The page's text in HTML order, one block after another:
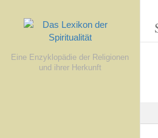
Eine Enzyklopädie der Religionen
und ihrer Herkunft